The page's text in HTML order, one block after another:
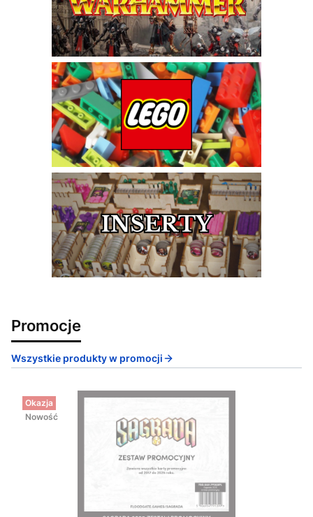
Promocje
Wszystkie produkty w promocji
Okazja
Nowość